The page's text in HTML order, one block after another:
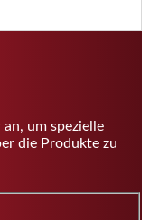
um spezielle
die Produkte zu